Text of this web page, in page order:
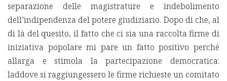
separazione delle magistrature e indebolimento
dell’indipendenza del potere giudiziario. Dopo di che, al
di là del quesito, il fatto che ci sia una raccolta firme di
iniziativa popolare mi pare un fatto positivo perché
allarga e stimola la partecipazione democratica:
laddove si raggiungessero le firme richieste un comitato